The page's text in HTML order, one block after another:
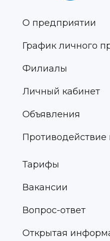
О предприятии
График личного
Филиалы
Личный кабинет
Объявления
Противодействие
Тарифы
Вакансии
Вопрос-ответ
Открытая